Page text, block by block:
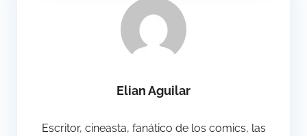
Elian Aguilar
Escritor, cineasta, fanático de los comics, las